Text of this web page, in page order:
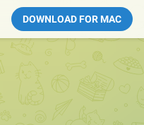
DOWNLOAD FOR MAC